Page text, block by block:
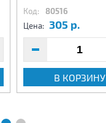
Код: 80516
Цена: 305 р.
В КОРЗИНУ